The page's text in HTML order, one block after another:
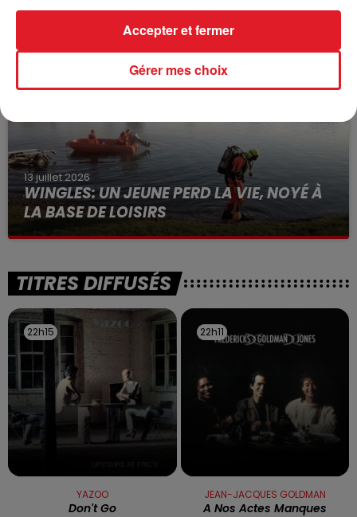
VOLONTAIRE EN COURS, APRÈS LA...
Selon les premiers éléments, le logement servait
à des prostituées
13 juillet 2026
WINGLES: UN JEUNE PERD LA VIE, NOYÉ À
LA BASE DE LOISIRS
La victime a coulé à pic
TITRES DIFFUSÉS
22h15
22h15
YAZOO
Don't Go
22h11
22h11
JEAN-JACQUES GOLDMAN
A Nos Actes Manques
Gérer mes choix
Accepter et fermer